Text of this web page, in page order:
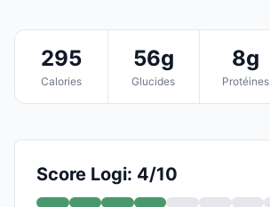
295
Calories
56g
Glucides
8g
Protéines
Score Logi: 4/10